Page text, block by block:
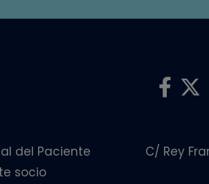
del Paciente
socio
C/ Rey